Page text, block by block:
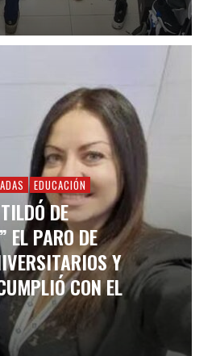
EDUCACIÓN
DE
EL PARO DE
Y
CON EL